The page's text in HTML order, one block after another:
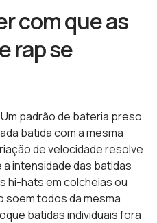
com que as
rap se
padrão de bateria preso
batida com a mesma
de velocidade resolve
intensidade das batidas
hi-hats em colcheias ou
soem todos da mesma
batidas individuais fora